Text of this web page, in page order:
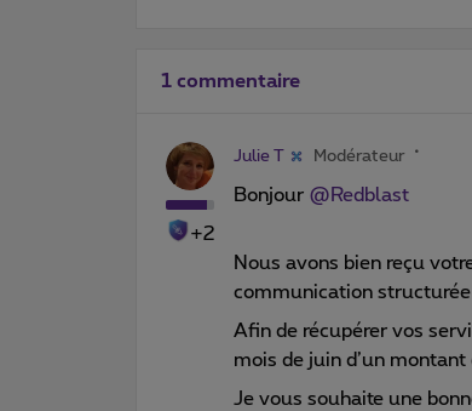
1 commentaire
+2
Julie T Modérateur
Bonjour @Redblast
Nous avons bien reçu
communication
Afin de récupérer vos
mois de juin d’un
Je vous souhaite une